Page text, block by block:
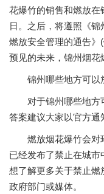
花爆竹的销售和燃放在
日。之后，将遵照《
燃放安全管理的通告》
预见的未来，锦州烟花
锦州哪些地方可以
对于锦州哪些地方
答案建议大家以官方通
燃放烟花爆竹会对
已经发布了禁止在城
想了解更多关于禁止燃
政府部门或媒体。